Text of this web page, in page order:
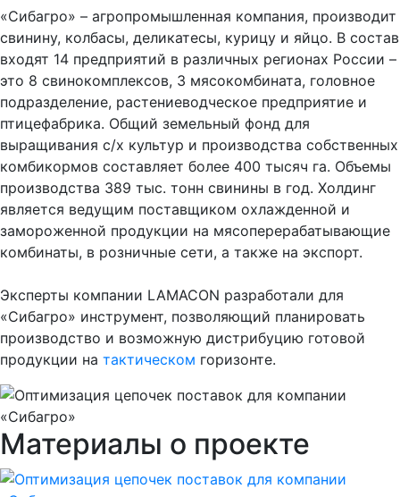
«Сибагро» – агропромышленная компания, производит
свинину, колбасы, деликатесы, курицу и яйцо. В состав
входят 14 предприятий в различных регионах России –
это 8 свинокомплексов, 3 мясокомбината, головное
подразделение, растениеводческое предприятие и
птицефабрика. Общий земельный фонд для
выращивания с/х культур и производства собственных
комбикормов составляет более 400 тысяч га. Объемы
производства 389 тыс. тонн свинины в год. Холдинг
является ведущим поставщиком охлажденной и
замороженной продукции на мясоперерабатывающие
комбинаты, в розничные сети, а также на экспорт.
Эксперты компании LAMACON разработали для
«Сибагро» инструмент, позволяющий планировать
производство и возможную дистрибуцию готовой
продукции на тактическом горизонте.
Материалы о проекте